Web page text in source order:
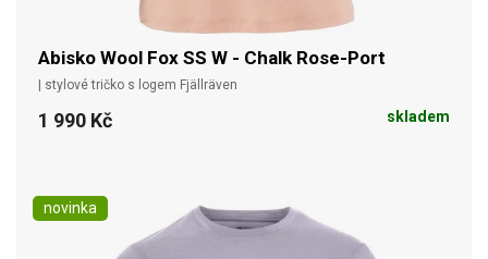
Abisko Wool Fox SS W - Chalk Rose-Port
| stylové tričko s logem Fjällräven
1 990 Kč skladem
novinka